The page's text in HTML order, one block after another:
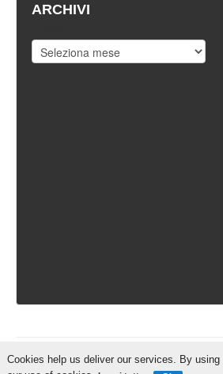
ARCHIVI
IschiaReporter.it - Curato da
Cookies help us deliver our services. By